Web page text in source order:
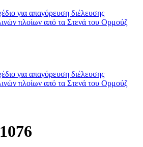
για απαγόρευση διέλευσης
πλοίων από τα Στενά του Ορμούζ
για απαγόρευση διέλευσης
πλοίων από τα Στενά του Ορμούζ